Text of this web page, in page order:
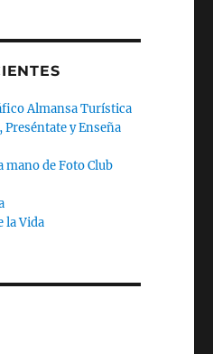
Almansa Turística
Preséntate y Enseña
mano de Foto Club
la Vida